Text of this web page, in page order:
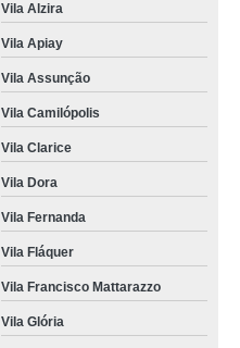
Vila Alzira
Vila Apiay
Vila Assunção
Vila Camilópolis
Vila Clarice
Vila Dora
Vila Fernanda
Vila Fláquer
Vila Francisco Mattarazzo
Vila Glória